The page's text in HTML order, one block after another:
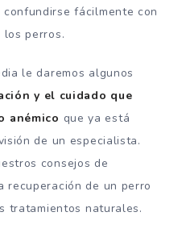
fácilmente con
los perros.
le daremos algunos
y el cuidado que
anémico que ya está
de un especialista.
consejos de
recuperación de un perro
tratamientos naturales.